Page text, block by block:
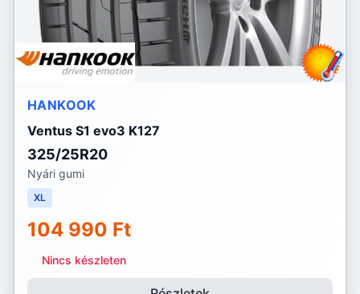
HANKOOK
Ventus S1 evo3 K127
325/25R20
Nyári gumi
XL
104 990 Ft
Nincs készleten